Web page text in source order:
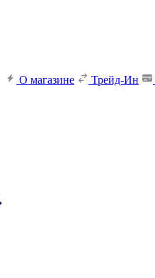
О магазине Трейд-Ин